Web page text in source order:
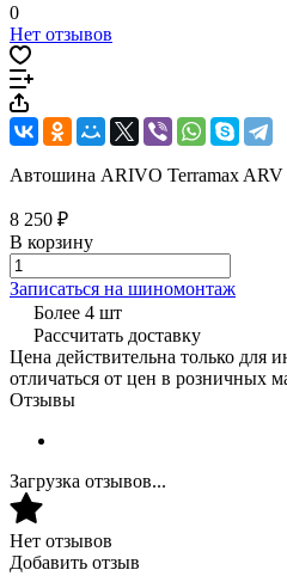
0
Нет отзывов
Автошина ARIVO Terramax ARV
8 250 ₽
В корзину
Записаться на шиномонтаж
Более 4 шт
Рассчитать доставку
Цена действительна только для
отличаться от цен в розничных
Отзывы
Загрузка отзывов...
Нет отзывов
Добавить отзыв